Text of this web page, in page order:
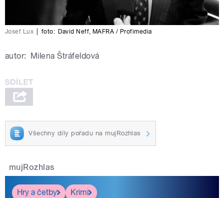
Josef Lux foto: David Neff, MAFRA / Profimedia
autor: Milena Štráfeldová
Všechny díly pořadu na mujRozhlas
mujRozhlas
Hry a četby
Krimi